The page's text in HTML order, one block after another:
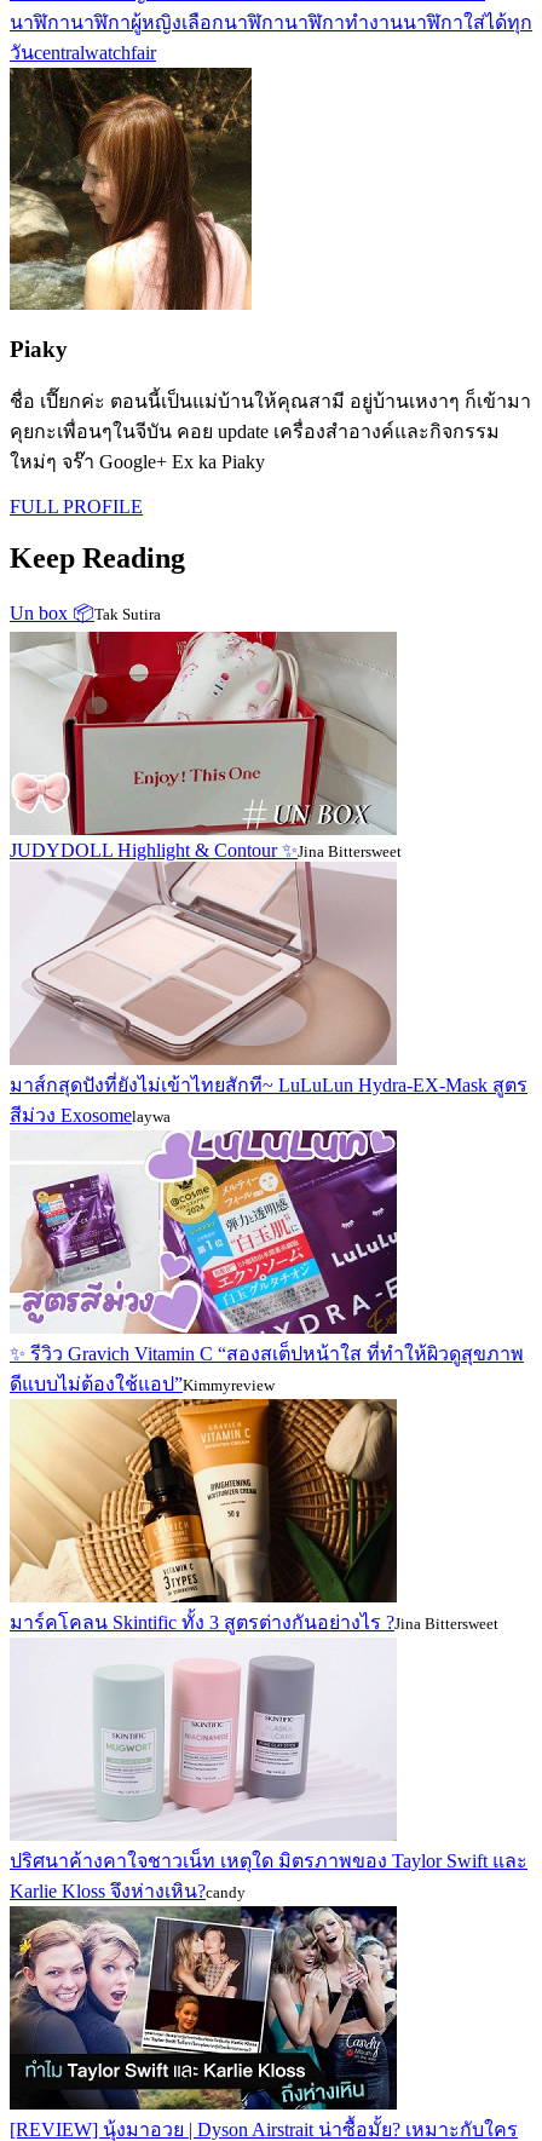
นาฬิกานาฬิกาผู้หญิงเลือกนาฬิกานาฬิกาทำงานนาฬิกาใส่ได้ทุก
วันcentralwatchfair
Piaky
ชื่อ เปี๊ยกค่ะ ตอนนี้เป็นแม่บ้านให้คุณสามี อยู่บ้านเหงาๆ ก็เข้ามา
คุยกะเพื่อนๆในจีบัน คอย update เครื่องสำอางค์และกิจกรรม
ใหม่ๆ จร๊า Google+ Ex ka Piaky
FULL PROFILE
Keep Reading
Un box 📦Tak Sutira
JUDYDOLL Highlight & Contour ✨Jina Bittersweet
มาส์กสุดปังที่ยังไม่เข้าไทยสักที~ LuLuLun Hydra-EX-Mask สูตร
สีม่วง Exosomelaywa
✨ รีวิว Gravich Vitamin C “สองสเต็ปหน้าใส ที่ทำให้ผิวดูสุขภาพ
ดีแบบไม่ต้องใช้แอป”Kimmyreview
มาร์คโคลน Skintific ทั้ง 3 สูตรต่างกันอย่างไร ?Jina Bittersweet
ปริศนาค้างคาใจชาวเน็ท เหตุใด มิตรภาพของ Taylor Swift และ
Karlie Kloss จึงห่างเหิน?candy
[REVIEW] นุ้งมาอวย | Dyson Airstrait น่าซื้อมั้ย? เหมาะกับใคร